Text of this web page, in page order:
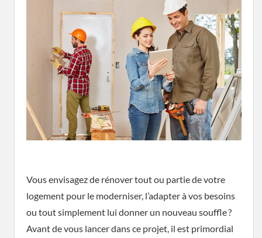
Vous envisagez de rénover tout ou partie de votre
logement pour le moderniser, l’adapter à vos besoins
ou tout simplement lui donner un nouveau souffle ?
Avant de vous lancer dans ce projet, il est primordial